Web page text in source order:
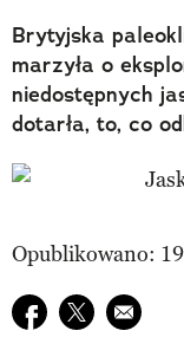
Brytyjska
marzyła o
niedostępnych
dotarła, to, co
Opublikowano:
Udostępnij na
Udostępnij
E-mail